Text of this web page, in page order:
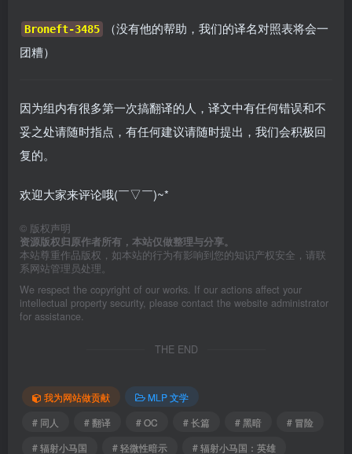
Broneft-3485
（没有他的帮助，我们的译名对照表将会一
团糟）
因为组内有很多第一次搞翻译的人，译文中有任何错误和不
妥之处请随时指点，有任何建议请随时提出，我们会积极回
复的。
欢迎大家来评论哦(￣▽￣)~*
© 版权声明
资源版权归原作者所有，本站仅做整理与分享。
本站尊重作品版权，如本站的行为有影响到您的知识产权安全，请联
系网站管理员处理。
We respect the copyright of our works. If our actions affect your
intellectual property security, please contact the website administrator
for assistance.
THE END
我为网站做贡献
MLP 文学
# 同人
# 翻译 # OC # 长篇 # 黑暗
# 冒险
# 辐射小马国
# 轻微性暗示
# 辐射小马国：英雄